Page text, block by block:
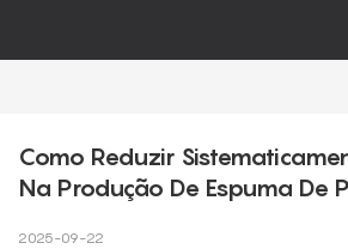
Como Reduzir
Na Produção De Espuma De
2025-09-22